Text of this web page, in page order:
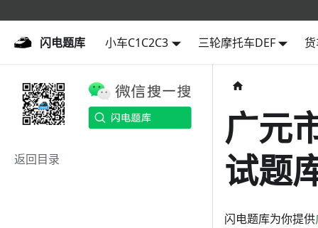
闪电题库 小车C1C2C3 三轮摩托车DEF
闪电题库
返回目录
广元
试题
闪电题库为你提供